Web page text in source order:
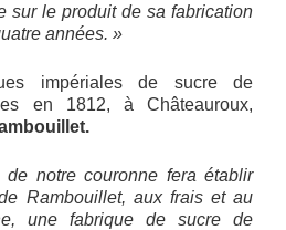
sur le produit de sa fabrication
années. »
impériales de sucre de
en 1812, à Châteauroux,
de notre couronne fera établir
Rambouillet, aux frais et au
une fabrique de sucre de